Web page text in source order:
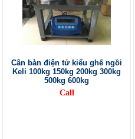
Cân bàn điện tử kiểu ghế ngồi
Keli 100kg 150kg 200kg 300kg
500kg 600kg
Call